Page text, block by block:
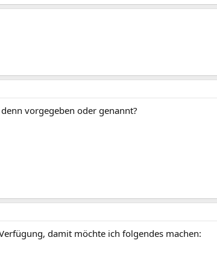
vorgegeben oder genannt?
damit möchte ich folgendes machen: